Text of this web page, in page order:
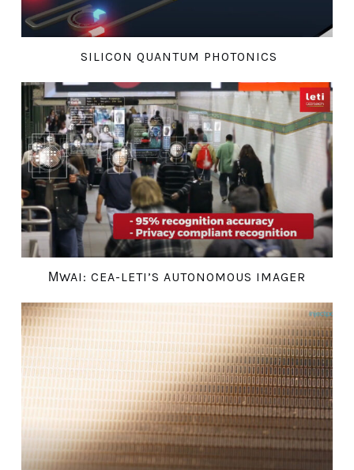
SILICON QUANTUM PHOTONICS
ΜWAI: CEA-LETI’S AUTONOMOUS IMAGER